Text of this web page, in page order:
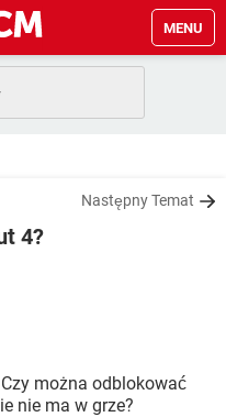
MENU
WHATSAPP
Następny Temat
4?
można odblokować
nie ma w grze?